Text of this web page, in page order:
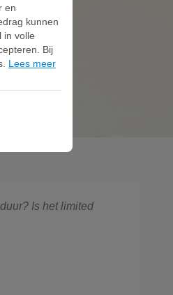
Is het limited
en
kunnen
in volle
Bij
Lees meer